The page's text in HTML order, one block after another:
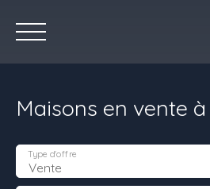
Maisons en vente
Vente
Type d'offre